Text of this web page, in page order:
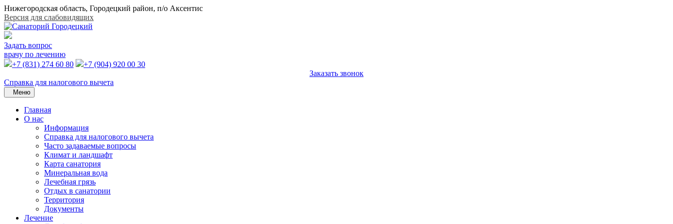
Нижегородская область, Городецкий район, п/о Аксентис
Версия для слабовидящих
Задать вопрос
врачу по лечению
+7 (831) 274 60 80
+7 (904) 920 00 30
Заказать звонок
Справка для налогового вычета
Меню
Главная
О нас
Информация
Справка для налогового вычета
Часто задаваемые вопросы
Климат и ландшафт
Карта санатория
Минеральная вода
Лечебная грязь
Отдых в санатории
Территория
Документы
Лечение